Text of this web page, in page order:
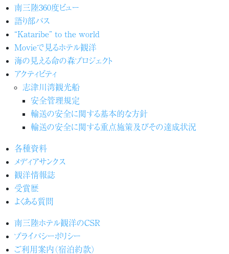
南三陸360度ビュー
語り部バス
“Kataribe” to the world
Movieで見るホテル観洋
海の見える命の森プロジェクト
アクティビティ
志津川湾観光船
安全管理規定
輸送の安全に関する基本的な方針
輸送の安全に関する重点施策及びその達成状況
各種資料
メディアサンクス
観洋情報誌
受賞歴
よくある質問
南三陸ホテル観洋のCSR
プライバシーポリシー
ご利用案内（宿泊約款）